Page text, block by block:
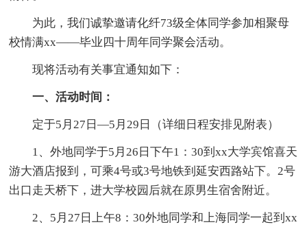
为此，我们诚挚邀请化纤73级全体同学参加相聚母
校情满xx——毕业四十周年同学聚会活动。
现将活动有关事宜通知如下：
一、活动时间：
定于5月27日—5月29日（详细日程安排见附表）
1、外地同学于5月26日下午1：30到xx大学宾馆喜天
游大酒店报到，可乘4号或3号地铁到延安西路站下。2号
出口走天桥下，进大学校园后就在原男生宿舍附近。
2、5月27日上午8：30外地同学和上海同学一起到xx